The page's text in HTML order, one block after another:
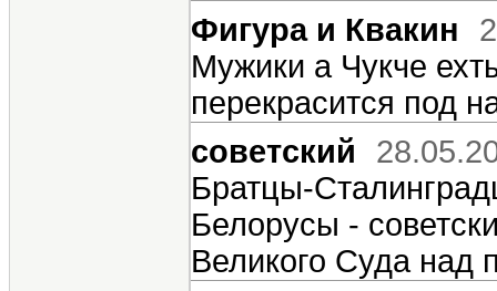
Фигура и Квакин
Мужики а Чукче
перекрасится под
советский
Братцы-
Белорусы -
Великого Суда над